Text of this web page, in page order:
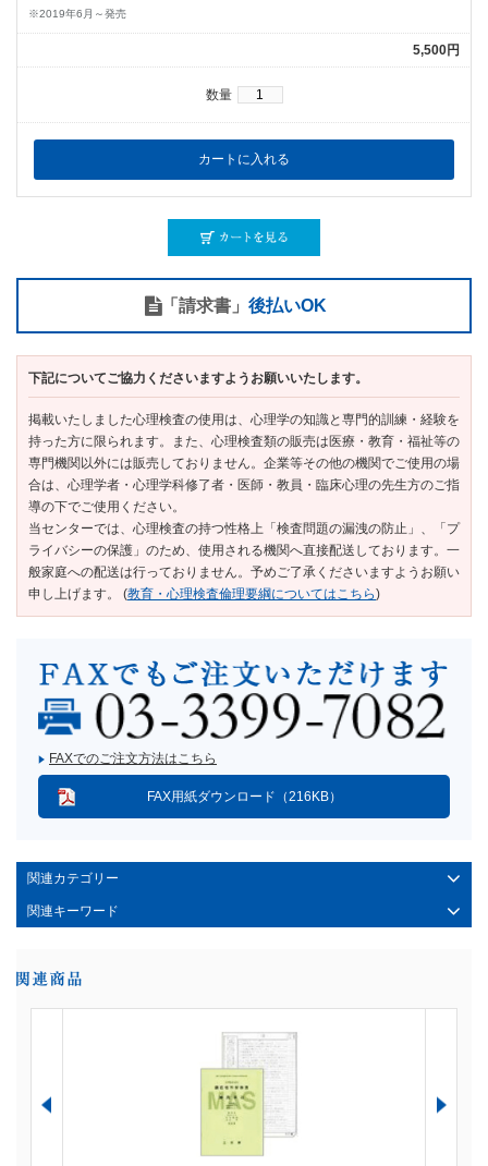
※2019年6月～発売
5,500円
数量
「請求書」 後払いOK
下記についてご協力くださいますようお願いいたします。
掲載いたしました心理検査の使用は、心理学の知識と専門的訓練・経験を
持った方に限られます。また、心理検査類の販売は医療・教育・福祉等の
専門機関以外には販売しておりません。企業等その他の機関でご使用の場
合は、心理学者・心理学科修了者・医師・教員・臨床心理の先生方のご指
導の下でご使用ください。
当センターでは、心理検査の持つ性格上「検査問題の漏洩の防止」、「プ
ライバシーの保護」のため、使用される機関へ直接配送しております。一
般家庭への配送は行っておりません。予めご了承くださいますようお願い
申し上げます。 (教育・心理検査倫理要綱についてはこちら)
FAXでのご注文方法はこちら
FAX用紙ダウンロード（216KB）
関連カテゴリー
関連キーワード